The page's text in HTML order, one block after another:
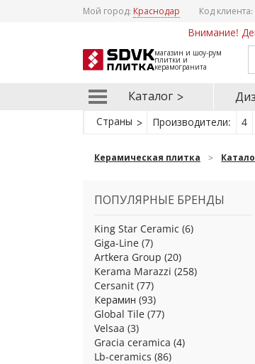
Мой город: Краснодар Код клиента:
Внимание!
магазин и шоу-рум
плитки и
керамогранита
Каталог
Страны Производители: 4
Керамическая плитка
ПОПУЛЯРНЫЕ БРЕНДЫ
King Star Ceramic (6)
Giga-Line (7)
Artkera Group (20)
Kerama Marazzi (258)
Cersanit (77)
Керамин (93)
Global Tile (77)
Velsaa (3)
Gracia ceramica (4)
Lb-ceramics (86)